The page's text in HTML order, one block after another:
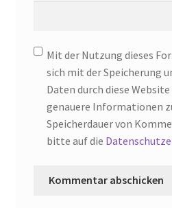
Mit der Nutzung dieses
sich mit der Speicherung
Daten durch diese
genauere Informationen
Speicherdauer von
bitte auf die